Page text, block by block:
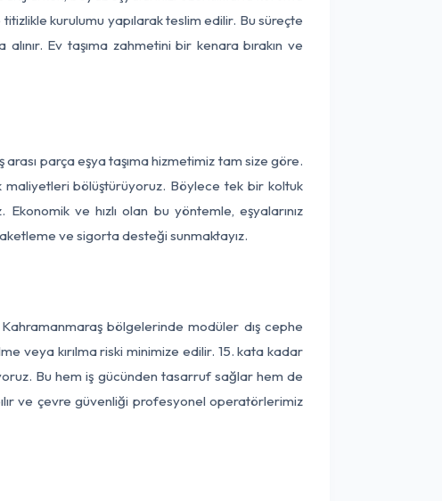
kurulumu yapılarak teslim edilir. Bu süreçte
Ev taşıma zahmetini bir kenara bırakın ve
parça eşya taşıma hizmetimiz tam size göre.
maliyetleri bölüştürüyoruz. Böylece tek bir koltuk
ve hızlı olan bu yöntemle, eşyalarınız
ve sigorta desteği sunmaktayız.
bölgelerinde modüler dış cephe
veya kırılma riski minimize edilir. 15. kata kadar
Bu hem iş gücünden tasarruf sağlar hem de
ve çevre güvenliği profesyonel operatörlerimiz